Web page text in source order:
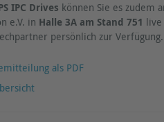
IPC Drives können Sie es zudem
e.V. in Halle 3A am Stand 751
persönlich zur Verfügung.
als PDF